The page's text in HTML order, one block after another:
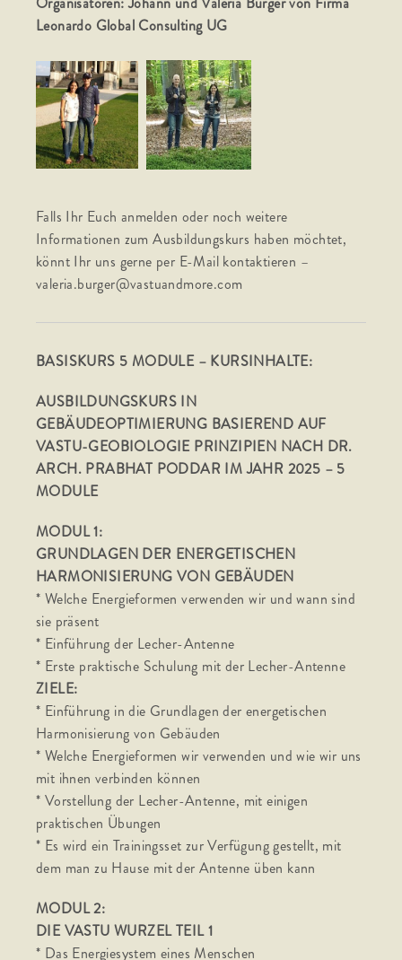
Leonardo Global Consulting UG
Falls Ihr Euch anmelden oder noch weitere
Informationen zum Ausbildungskurs haben möchtet,
könnt Ihr uns gerne per E-Mail kontaktieren –
valeria.burger@vastuandmore.com
BASISKURS 5 MODULE – KURSINHALTE:
AUSBILDUNGSKURS IN
GEBÄUDEOPTIMIERUNG BASIEREND AUF
VASTU-GEOBIOLOGIE PRINZIPIEN NACH DR.
ARCH. PRABHAT PODDAR IM JAHR 2025 – 5
MODULE
MODUL 1:
GRUNDLAGEN DER ENERGETISCHEN
HARMONISIERUNG VON GEBÄUDEN
* Welche Energieformen verwenden wir und wann sind
sie präsent
* Einführung der Lecher-Antenne
* Erste praktische Schulung mit der Lecher-Antenne
ZIELE:
* Einführung in die Grundlagen der energetischen
Harmonisierung von Gebäuden
* Welche Energieformen wir verwenden und wie wir uns
mit ihnen verbinden können
* Vorstellung der Lecher-Antenne, mit einigen
praktischen Übungen
* Es wird ein Trainingsset zur Verfügung gestellt, mit
dem man zu Hause mit der Antenne üben kann
MODUL 2:
DIE VASTU WURZEL TEIL 1
* Das Energiesystem eines Menschen